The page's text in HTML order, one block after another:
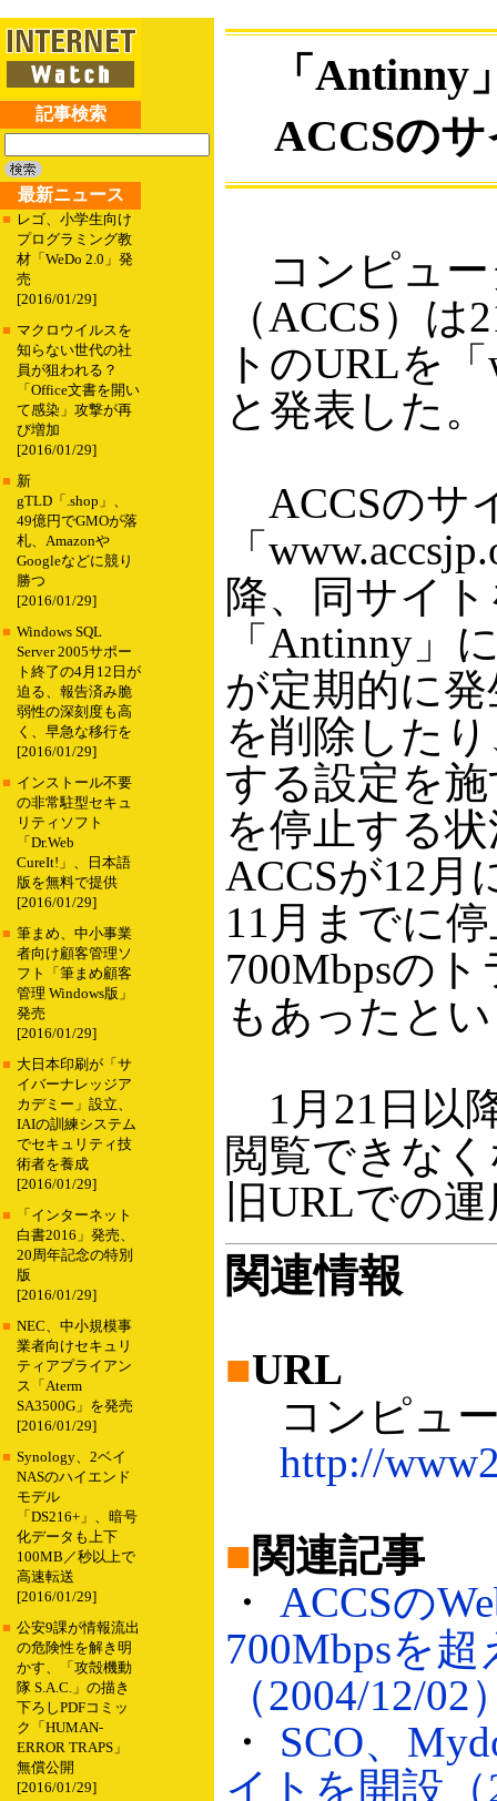
記事検索
最新ニュース
■ レゴ、小学生向け
プログラミング教
材「WeDo 2.0」発
売
[2016/01/29]
■ マクロウイルスを
知らない世代の社
員が狙われる？
「Office文書を開い
て感染」攻撃が再
び増加
[2016/01/29]
■ 新
gTLD「.shop」、
49億円でGMOが落
札、Amazonや
Googleなどに競り
勝つ
[2016/01/29]
■ Windows SQL
Server 2005サポー
ト終了の4月12日が
迫る、報告済み脆
弱性の深刻度も高
く、早急な移行を
[2016/01/29]
■ インストール不要
の非常駐型セキュ
リティソフト
「Dr.Web
CureIt!」、日本語
版を無料で提供
[2016/01/29]
■ 筆まめ、中小事業
者向け顧客管理ソ
フト「筆まめ顧客
管理 Windows版」
発売
[2016/01/29]
■ 大日本印刷が「サ
イバーナレッジア
カデミー」設立、
IAIの訓練システム
でセキュリティ技
術者を養成
[2016/01/29]
■
「インターネット
白書2016」発売、
20周年記念の特別
版
[2016/01/29]
■ NEC、中小規模事
業者向けセキュリ
ティアプライアン
ス「Aterm
SA3500G」を発売
[2016/01/29]
■ Synology、2ベイ
NASのハイエンド
モデル
「DS216+」、暗号
化データも上下
100MB／秒以上で
高速転送
[2016/01/29]
■ 公安9課が情報流出
の危険性を解き明
かす、「攻殻機動
隊 S.A.C.」の描き
下ろしPDFコミッ
ク「HUMAN-
ERROR TRAPS」
無償公開
[2016/01/29]
「Antinny
ACCSの
コンピュー
（ACCS）
トのURLを
と発表した。
ACCSのサ
「
降、同サイ
「Antinny」
が定期的に発
を削除した
する設定を
を停止する
ACCSが12月
11月までに
700Mbpsの
もあったと
1月21日以
閲覧できな
旧URLでの
関連情報
■URL
コンピュー
http://
■関連記事
・ ACCSの
700Mbpsを
（2004/12/02
・ SCO、
イトを開設（